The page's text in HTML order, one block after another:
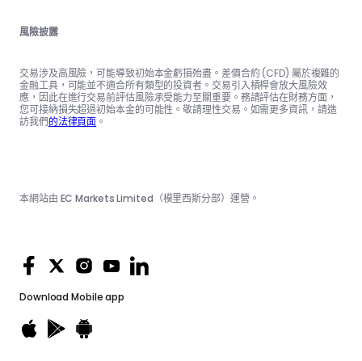
風險披露
交易涉及高風險，可能導致初始本金虧損殆盡。差價合約 (CFD) 屬於複雜的
金融工具，可能並不適合所有類型的投資者。交易引入槓桿會放大風險效
應，因此在進行交易前評估風險承受能力至關重要。務請評估在財務方面，
您可接納損失超過初始本金的可能性。敬請理性交易。如需更多資訊，請造
訪我們的法律頁面 。
Download Mobile app
本網站由 EC Markets Limited（模里西斯分部）運營。